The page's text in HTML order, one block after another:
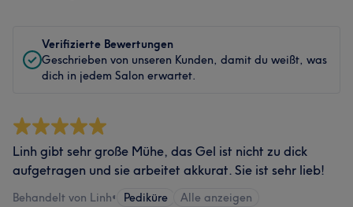
Verifizierte Bewertungen
Geschrieben von unseren Kunden, damit du weißt, was
dich in jedem Salon erwartet.
Linh gibt sehr große Mühe, das Gel ist nicht zu dick
aufgetragen und sie arbeitet akkurat. Sie ist sehr lieb!
Behandelt von Linh• Pediküre Alle anzeigen